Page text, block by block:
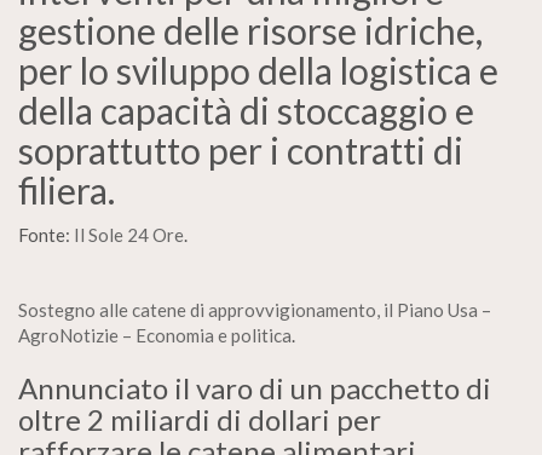
gestione delle risorse idriche,
per lo sviluppo della logistica e
della capacità di stoccaggio e
soprattutto per i contratti di
filiera.
Fonte: Il Sole 24 Ore.
Sostegno alle catene di approvvigionamento, il Piano Usa –
AgroNotizie – Economia e politica.
Annunciato il varo di un pacchetto di
oltre 2 miliardi di dollari per